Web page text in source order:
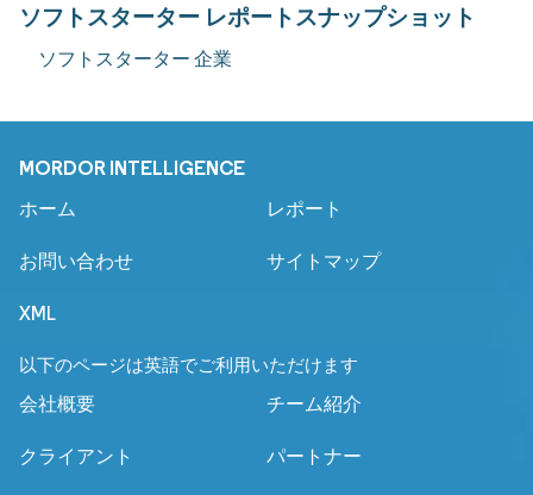
ソフトスターター レポートスナップショット
ソフトスターター 企業
MORDOR INTELLIGENCE
ホーム レポート
お問い合わせ サイトマップ
XML
以下のページは英語でご利用いただけます
会社概要
チーム紹介
クライアント パートナー